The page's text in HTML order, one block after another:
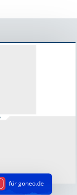
für goneo.de